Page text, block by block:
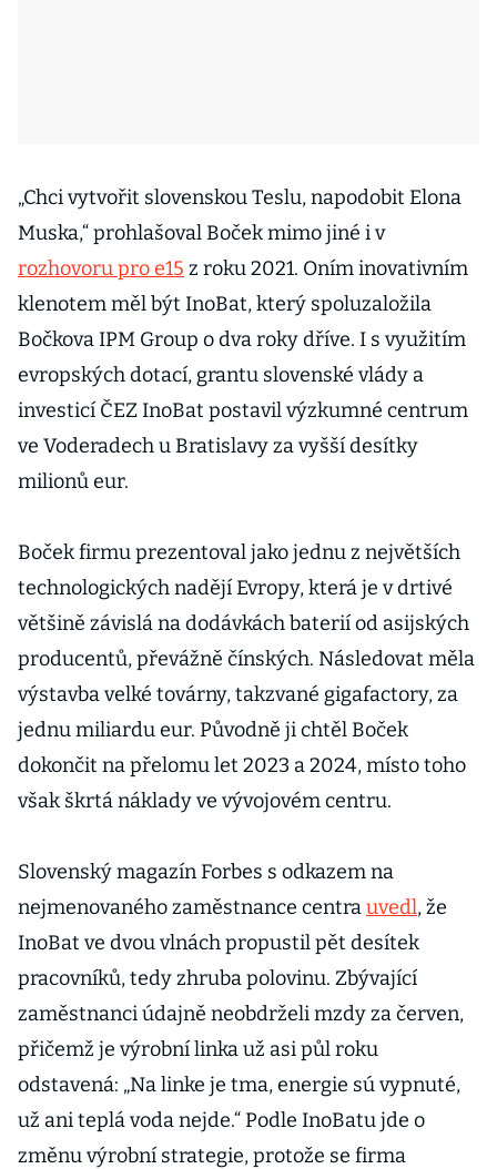
„Chci vytvořit slovenskou Teslu, napodobit Elona
Muska,“ prohlašoval Boček mimo jiné i v
rozhovoru pro e15 z roku 2021. Oním inovativním
klenotem měl být InoBat, který spoluzaložila
Bočkova IPM Group o dva roky dříve. I s využitím
evropských dotací, grantu slovenské vlády a
investicí ČEZ InoBat postavil výzkumné centrum
ve Voderadech u Bratislavy za vyšší desítky
milionů eur.
Boček firmu prezentoval jako jednu z největších
technologických nadějí Evropy, která je v drtivé
většině závislá na dodávkách baterií od asijských
producentů, převážně čínských. Následovat měla
výstavba velké továrny, takzvané gigafactory, za
jednu miliardu eur. Původně ji chtěl Boček
dokončit na přelomu let 2023 a 2024, místo toho
však škrtá náklady ve vývojovém centru.
Slovenský magazín Forbes s odkazem na
nejmenovaného zaměstnance centrauvedl, že
InoBat ve dvou vlnách propustil pět desítek
pracovníků, tedy zhruba polovinu. Zbývající
zaměstnanci údajně neobdrželi mzdy za červen,
přičemž je výrobní linka už asi půl roku
odstavená: „Na linke je tma, energie sú vypnuté,
už ani teplá voda nejde.“ Podle InoBatu jde o
změnu výrobní strategie, protože se firma